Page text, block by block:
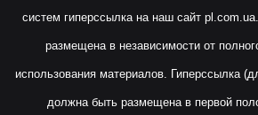
систем гиперссылка на наш сайт pl.com.ua
размещена в независимости от
использования материалов. Гиперссылка
должна быть размещена в первой